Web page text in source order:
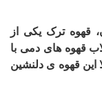
قهوه ترک یکی از
قهوه های دمی با
این قهوه ی دلنشین